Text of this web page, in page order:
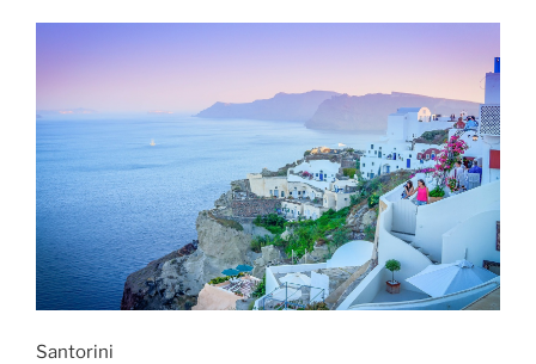
Santorini